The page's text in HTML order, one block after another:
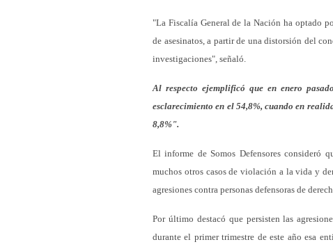
"La Fiscalía General de la Nación ha optado
de asesinatos, a partir de una distorsión del
investigaciones", señaló.
Al respecto ejemplificó que en enero
esclarecimiento en el 54,8%, cuando en
8,8%".
El informe de Somos Defensores consideró
muchos otros casos de violación a la vida y
agresiones contra personas defensoras de
Por último destacó que persisten las
durante el primer trimestre de este año esa